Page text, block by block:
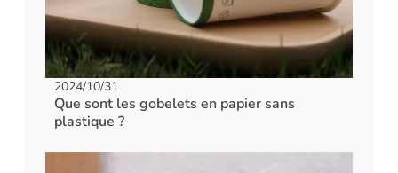
2024/10/31
Que sont les gobelets en papier sans
plastique ?